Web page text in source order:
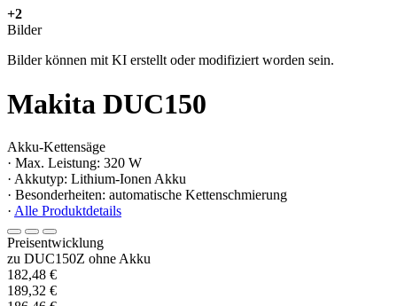
+2
Bilder
Bilder können mit KI erstellt oder modifiziert worden sein.
Makita DUC150
Akku-Kettensäge
· Max. Leistung: 320 W
· Akkutyp: Lithium-Ionen Akku
· Besonderheiten: automatische Kettenschmierung
· Alle Produktdetails
Preisentwicklung
zu DUC150Z ohne Akku
182,48 €
189,32 €